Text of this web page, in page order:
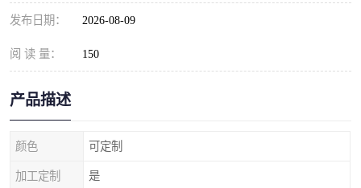
发布日期： 2026-08-09
阅 读 量： 150
产品描述
颜色 可定制
加工定制 是